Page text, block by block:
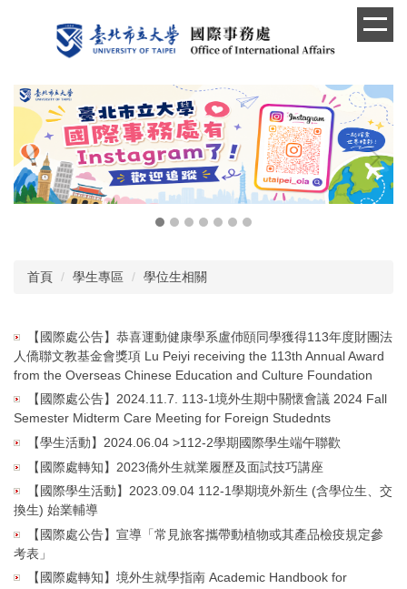
內
容
首頁 學生專區 學位生相關
【國際處公告】恭喜運動健康學系盧伂頤同學獲得113年度財團法
人僑聯文教基金會獎項 Lu Peiyi receiving the 113th Annual Award
from the Overseas Chinese Education and Culture Foundation
【國際處公告】2024.11.7. 113-1境外生期中關懷會議 2024 Fall
Semester Midterm Care Meeting for Foreign Studednts
【學生活動】2024.06.04 >112-2學期國際學生端午聯歡
【國際處轉知】2023僑外生就業履歷及面試技巧講座
【國際學生活動】2023.09.04 112-1學期境外新生 (含學位生、交
換生) 始業輔導
【國際處公告】宣導「常見旅客攜帶動植物或其產品檢疫規定參
考表」
【國際處轉知】境外生就學指南 Academic Handbook for